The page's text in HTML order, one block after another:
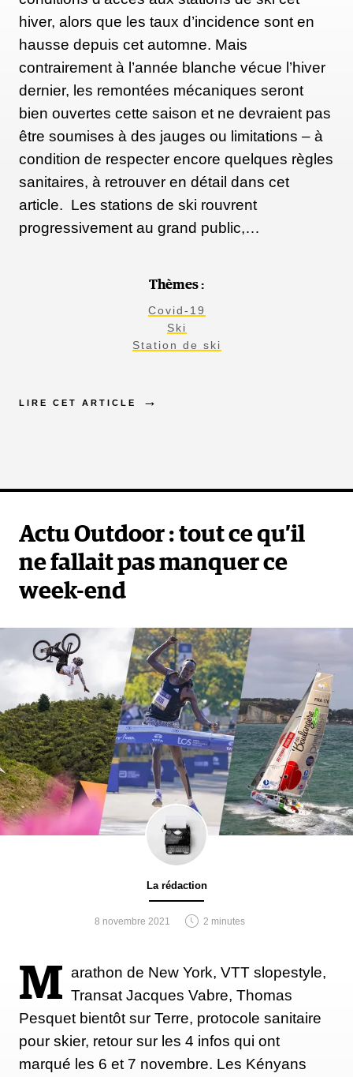
hiver, alors que les taux d’incidence sont en
hausse depuis cet automne. Mais
contrairement à l’année blanche vécue l’hiver
dernier, les remontées mécaniques seront
bien ouvertes cette saison et ne devraient pas
être soumises à des jauges ou limitations – à
condition de respecter encore quelques règles
sanitaires, à retrouver en détail dans cet
article. Les stations de ski rouvrent
progressivement au grand public,…
Thèmes :
Covid-19
Ski
Station de ski
LIRE CET ARTICLE
Actu Outdoor : tout ce qu’il
ne fallait pas manquer ce
week-end
La rédaction
8 novembre 2021 2 minutes
M arathon de New York, VTT slopestyle,
Transat Jacques Vabre, Thomas
Pesquet bientôt sur Terre, protocole sanitaire
pour skier, retour sur les 4 infos qui ont
marqué les 6 et 7 novembre. Les Kényans